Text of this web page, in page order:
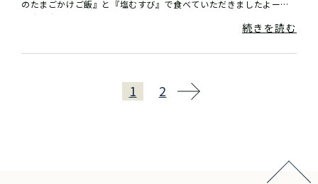
のたまごかけご飯』と『塩むすび』で食べていただきましたよー
（＾Ｏ＾）健さんの『おいし〜〜〜！』をい...
続きを読む
1 2